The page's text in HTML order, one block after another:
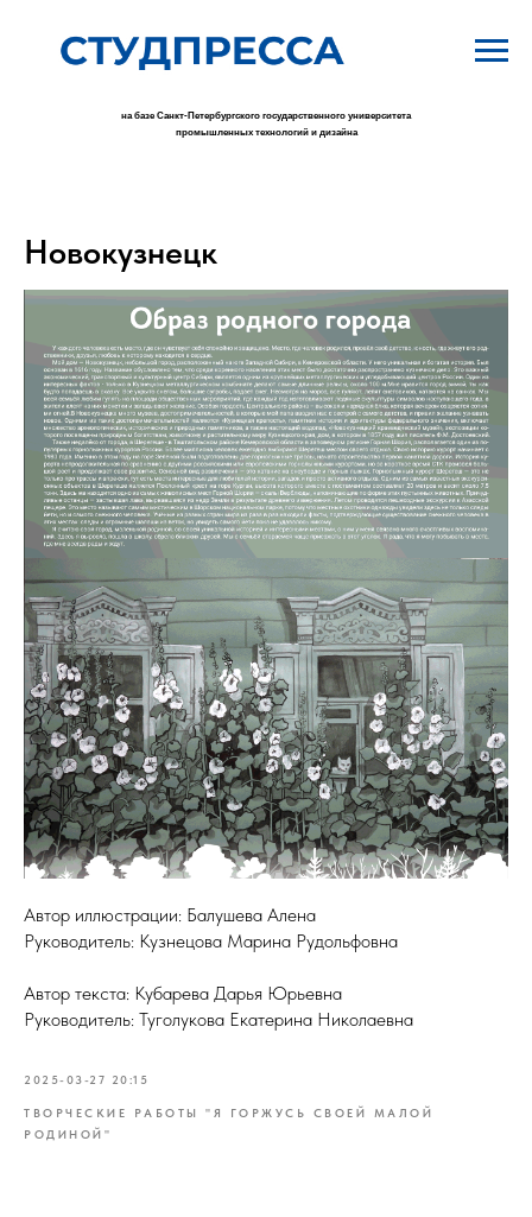
на базе Санкт-Петербургского государственного университета
промышленных технологий и дизайна
Новокузнецк
Автор иллюстрации: Балушева Алена
Руководитель: Кузнецова Марина Рудольфовна
Автор текста: Кубарева Дарья Юрьевна
Руководитель: Туголукова Екатерина Николаевна
2025-03-27 20:15
ТВОРЧЕСКИЕ РАБОТЫ "Я ГОРЖУСЬ СВОЕЙ МАЛОЙ
РОДИНОЙ"